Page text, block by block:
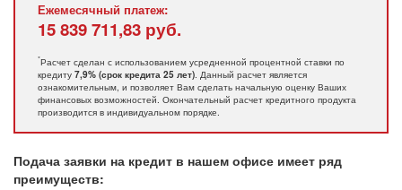
Ежемесячный платеж:
15 839 711,83 руб.
*Расчет сделан с использованием усредненной процентной ставки по
кредиту 7,9% (срок кредита 25 лет). Данный расчет является
ознакомительным, и позволяет Вам сделать начальную оценку Ваших
финансовых возможностей. Окончательный расчет кредитного продукта
производится в индивидуальном порядке.
Подача заявки на кредит в нашем офисе имеет ряд
преимуществ: